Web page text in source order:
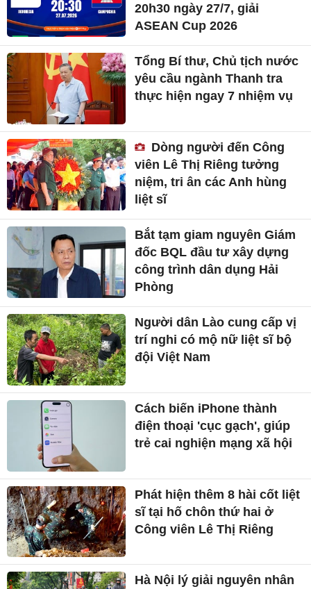
20h30 ngày 27/7, giải
ASEAN Cup 2026
Tổng Bí thư, Chủ tịch nước
yêu cầu ngành Thanh tra
thực hiện ngay 7 nhiệm vụ
Dòng người đến Công
viên Lê Thị Riêng tưởng
niệm, tri ân các Anh hùng
liệt sĩ
Bắt tạm giam nguyên Giám
đốc BQL đầu tư xây dựng
công trình dân dụng Hải
Phòng
Người dân Lào cung cấp vị
trí nghi có mộ nữ liệt sĩ bộ
đội Việt Nam
Cách biến iPhone thành
điện thoại 'cục gạch', giúp
trẻ cai nghiện mạng xã hội
Phát hiện thêm 8 hài cốt liệt
sĩ tại hố chôn thứ hai ở
Công viên Lê Thị Riêng
Hà Nội lý giải nguyên nhân